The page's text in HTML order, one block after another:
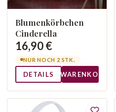
Blumenkörbchen
Cinderella
16,90 €
NUR NOCH 2 STK.
DETAILS WARENKORB